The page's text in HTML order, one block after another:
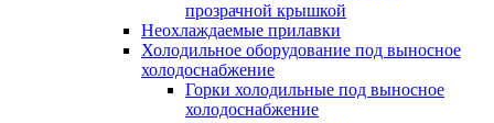
прозрачной крышкой
Неохлаждаемые прилавки
Холодильное оборудование под выносное
холодоснабжение
Горки холодильные под выносное
холодоснабжение